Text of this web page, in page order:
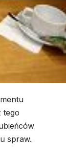
tego
spraw.